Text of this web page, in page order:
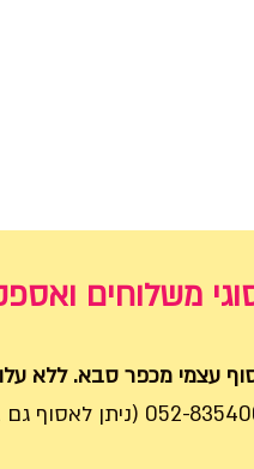
משלוחים
עצמי מכפר סבא. ללא